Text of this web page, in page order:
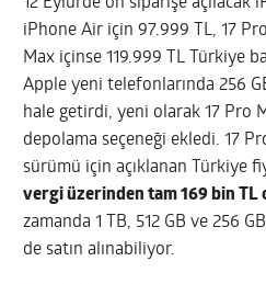
iPhone Air için 97.999 TL, 17
Max içinse 119.999 TL Türkiye
Apple yeni telefonlarında 256
hale getirdi, yeni olarak 17 Pro
depolama seçeneği ekledi. 17
sürümü için açıklanan Türkiye
vergi üzerinden tam 169 bin TL
zamanda 1 TB, 512 GB ve 256
de satın alınabiliyor.